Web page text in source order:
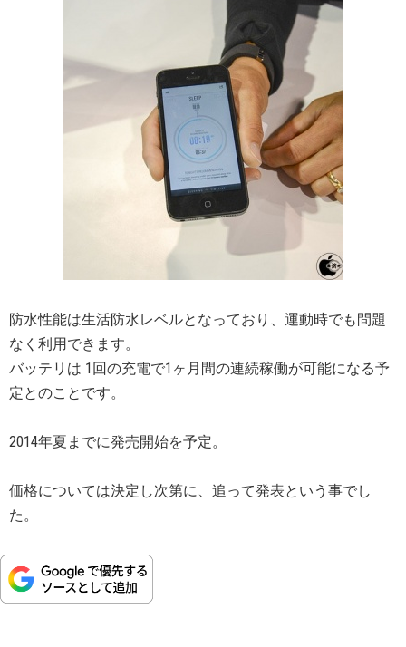
防水性能は生活防水レベルとなっており、運動時でも問題
なく利用できます。
バッテリは 1回の充電で1ヶ月間の連続稼働が可能になる予
定とのことです。
2014年夏までに発売開始を予定。
価格については決定し次第に、追って発表という事でし
た。